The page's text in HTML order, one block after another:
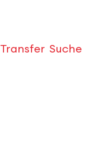
Transfer Suche